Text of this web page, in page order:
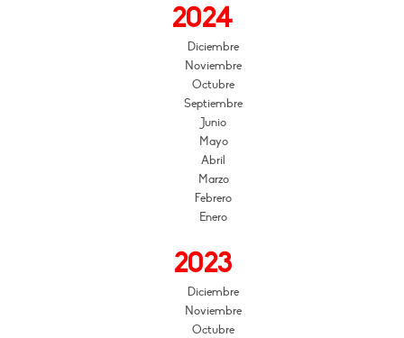
2024
Diciembre
Noviembre
Octubre
Septiembre
Junio
Mayo
Abril
Marzo
Febrero
Enero
2023
Diciembre
Noviembre
Octubre